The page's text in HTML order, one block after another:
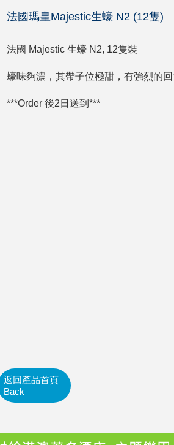
法國瑪皇Majestic生蠔 N2 (12隻)
法國 Majestic 生蠔 N2, 12隻裝
蠔味夠濃，其帶子位極甜，有強烈的回
***Order 後2日送到***
返回產品首頁
Back